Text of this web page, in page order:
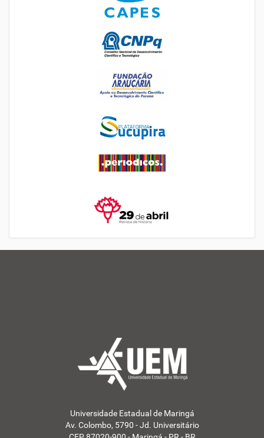
Universidade Estadual de Maringá
Av. Colombo, 5790 - Jd. Universitário